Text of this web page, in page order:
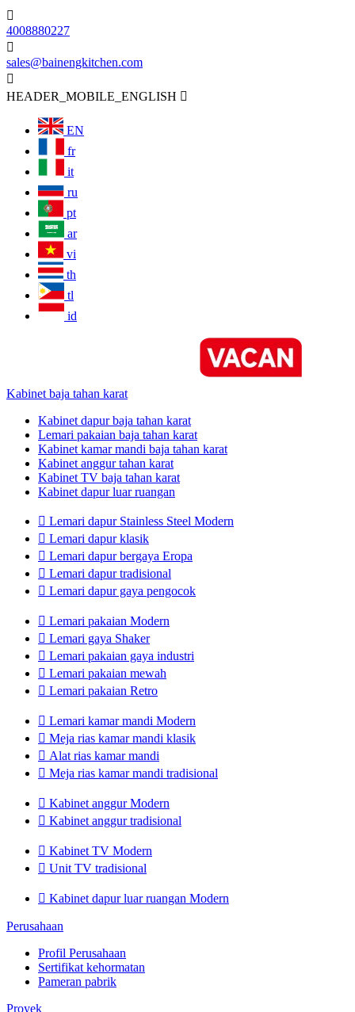

4008880227

sales@bainengkitchen.com

HEADER_MOBILE_ENGLISH 
EN
fr
it
ru
pt
ar
vi
th
tl
id
Kabinet baja tahan karat
Kabinet dapur baja tahan karat
Lemari pakaian baja tahan karat
Kabinet kamar mandi baja tahan karat
Kabinet anggur tahan karat
Kabinet TV baja tahan karat
Kabinet dapur luar ruangan
 Lemari dapur Stainless Steel Modern
 Lemari dapur klasik
 Lemari dapur bergaya Eropa
 Lemari dapur tradisional
 Lemari dapur gaya pengocok
 Lemari pakaian Modern
 Lemari gaya Shaker
 Lemari pakaian gaya industri
 Lemari pakaian mewah
 Lemari pakaian Retro
 Lemari kamar mandi Modern
 Meja rias kamar mandi klasik
 Alat rias kamar mandi
 Meja rias kamar mandi tradisional
 Kabinet anggur Modern
 Kabinet anggur tradisional
 Kabinet TV Modern
 Unit TV tradisional
 Kabinet dapur luar ruangan Modern
Perusahaan
Profil Perusahaan
Sertifikat kehormatan
Pameran pabrik
Proyek